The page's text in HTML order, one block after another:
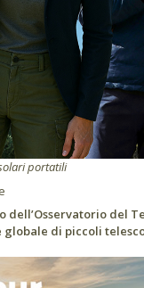
portatili
dell’Osservatorio del
globale di piccoli